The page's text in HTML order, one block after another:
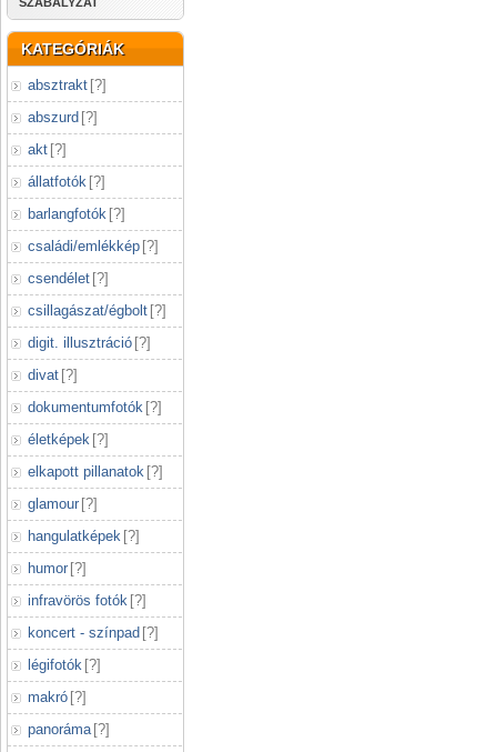
KATEGÓRIÁK
absztrakt [?]
abszurd [?]
akt [?]
állatfotók [?]
barlangfotók [?]
családi/emlékkép [?]
csendélet [?]
csillagászat/égbolt [?]
digit. illusztráció [?]
divat [?]
dokumentumfotók [?]
életképek [?]
elkapott pillanatok [?]
glamour [?]
hangulatképek [?]
humor [?]
infravörös fotók [?]
koncert - színpad [?]
légifotók [?]
makró [?]
panoráma [?]